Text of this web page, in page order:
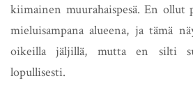
kiimainen muurahaispesä. En ollut
mieluisampana alueena, ja tämä
oikeilla jäljillä, mutta en silti
lopullisesti.